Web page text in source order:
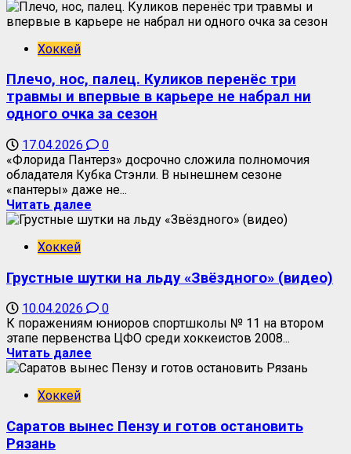
Хоккей
Плечо, нос, палец. Куликов перенёс три
травмы и впервые в карьере не набрал ни
одного очка за сезон
17.04.2026
0
«Флорида Пантерз» досрочно сложила полномочия
обладателя Кубка Стэнли. В нынешнем сезоне
«пантеры» даже не...
Читать далее
Хоккей
Грустные шутки на льду «Звёздного» (видео)
10.04.2026
0
К поражениям юниоров спортшколы № 11 на втором
этапе первенства ЦФО среди хоккеистов 2008...
Читать далее
Хоккей
Саратов вынес Пензу и готов остановить
Рязань